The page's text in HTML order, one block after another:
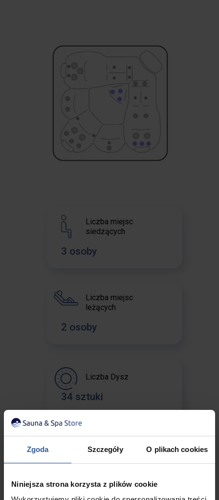
Zgoda Szczegóły O plikach cookies
Niniejsza strona korzysta z plików cookie
Liczba miejsc
siedzących
3 osoby
Liczba miejsc
leżących
2 osoby
Liczba Dysz
34 sztuki
Liczba podwodnego
oświetlenie LED